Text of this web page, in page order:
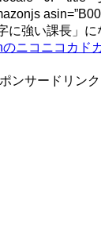
に強い課長」
ニコニコカド
ンサードリンク